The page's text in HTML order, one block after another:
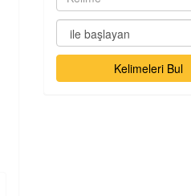
Kelimeleri Bul